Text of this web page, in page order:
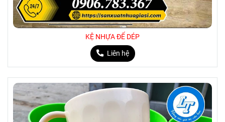
KỆ NHỰA ĐỂ DÉP
Liên hệ